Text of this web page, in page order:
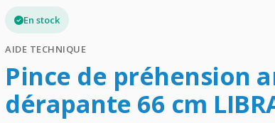
En stock
AIDE TECHNIQUE
Pince de préhension
dérapante 66 cm